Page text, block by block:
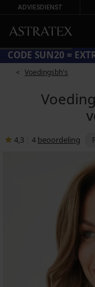
ADVIESDIENST
CODE SUN20 =
Voedingsbh's
4,3 4 beoordeling